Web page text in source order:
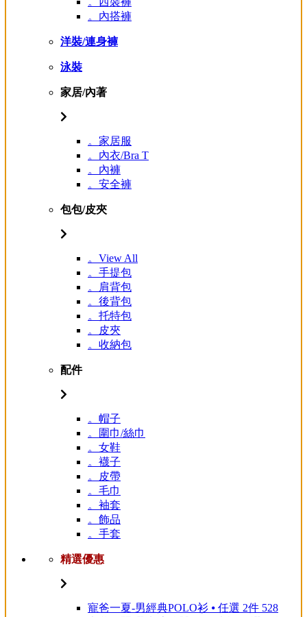
。內搭褲
洋裝/連身褲
泳裝
家居/內著
。家居服
。內衣/Bra T
。內褲
。安全褲
包包/皮夾
。View All
。手提包
。肩背包
。後背包
。托特包
。皮夾
。收納包
配件
。帽子
。圍巾/絲巾
。女鞋
。襪子
。皮帶
。毛巾
。袖套
。飾品
。手套
精選優惠
寵爸一夏-男經典POLO衫 ⦁ 任選 2件 528